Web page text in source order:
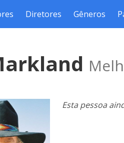
Diretores Gêneros
Esta pessoa